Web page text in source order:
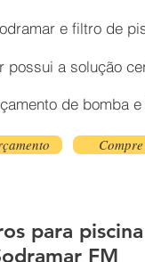
e filtro de
possui a solução
de bomba e
para piscina
FM